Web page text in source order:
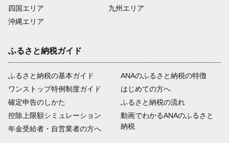
四国エリア
沖縄エリア
九州エリア
ふるさと納税ガイド
ふるさと納税の基本ガイド
ワンストップ特例制度ガイド
確定申告のしかた
控除上限額シミュレーション
年金受給者・自営業者の方へ
ANAのふるさと納税の特徴
はじめての方へ
ふるさと納税の流れ
動画でわかるANAのふるさと
納税